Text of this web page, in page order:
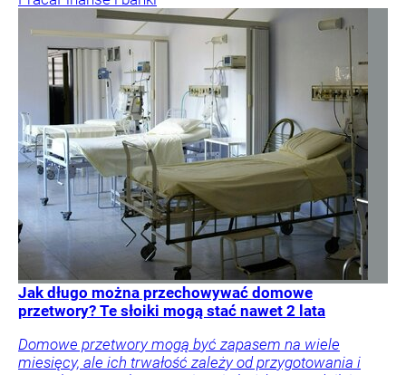
Jak długo można przechowywać domowe
przetwory? Te słoiki mogą stać nawet 2 lata
Domowe przetwory mogą być zapasem na wiele
miesięcy, ale ich trwałość zależy od przygotowania i